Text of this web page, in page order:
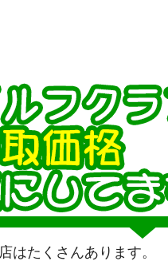
はたくさんあります。